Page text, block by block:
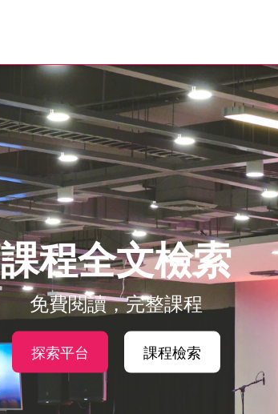
課程全文檢索
免費閱讀，完整課程
探索平台 課程檢索